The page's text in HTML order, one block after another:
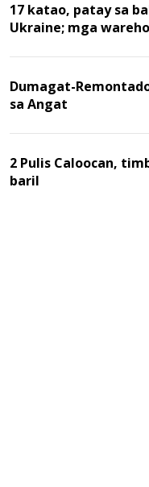
17 katao, patay sa
Ukraine; mga
Dumagat-
sa Angat
2 Pulis Caloocan,
baril